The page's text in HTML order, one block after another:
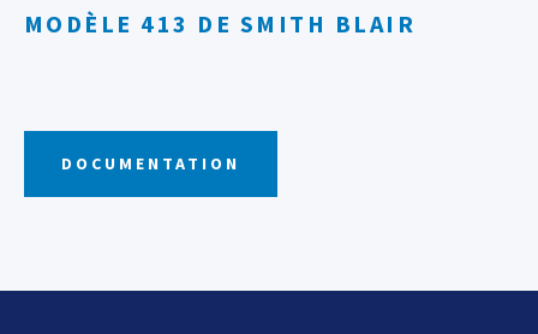
MODÈLE 413 DE SMITH BLAIR
DOCUMENTATION